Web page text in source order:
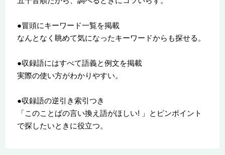
●冒頭にキーワード一覧を掲載
なんとなく眺めて気になったキーワードからも探せる。
●収録語にはすべて語義と例文を掲載
実際の使い方がわかりやすい。
●収録語の逆引き索引つき
「このことばの言い換え語がほしい! 」とピンポイント
で探したいときに役立つ。